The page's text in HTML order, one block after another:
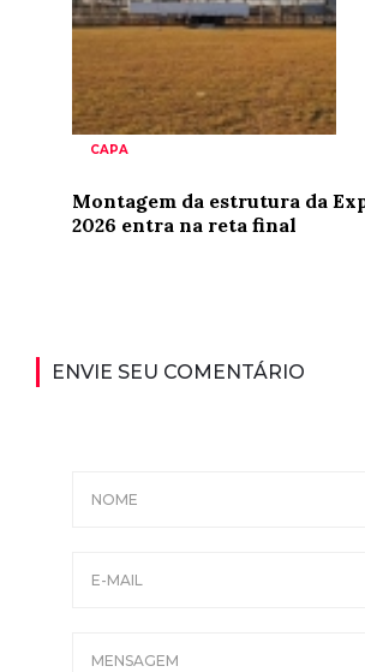
CAPA
Montagem da estrutura da
2026 entra na reta final
ENVIE SEU COMENTÁRIO